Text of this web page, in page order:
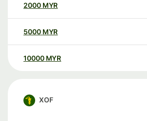
2000 MYR
5000 MYR
10000 MYR
XOF